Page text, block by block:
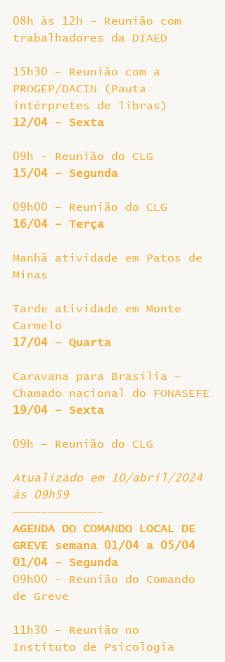
08h às 12h – Reunião com
trabalhadores da DIAED
15h30 – Reunião com a
PROGEP/DACIN (Pauta
intérpretes de libras)
12/04 – Sexta
09h – Reunião do CLG
15/04 – Segunda
09h00 – Reunião do CLG
16/04 – Terça
Manhã atividade em Patos de
Minas
Tarde atividade em Monte
Carmelo
17/04 – Quarta
Caravana para Brasília –
Chamado nacional do FONASEFE
19/04 – Sexta
09h – Reunião do CLG
Atualizado em 10/abril/2024
às 09h59
————————————–
AGENDA DO COMANDO LOCAL DE
GREVE semana 01/04 a 05/04
01/04 – Segunda
09h00 – Reunião do Comando
de Greve
11h30 – Reunião no
Instituto de Psicologia